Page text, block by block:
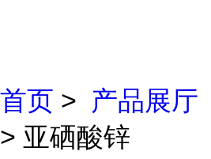
首页 > 产品展厅
> 亚硒酸锌